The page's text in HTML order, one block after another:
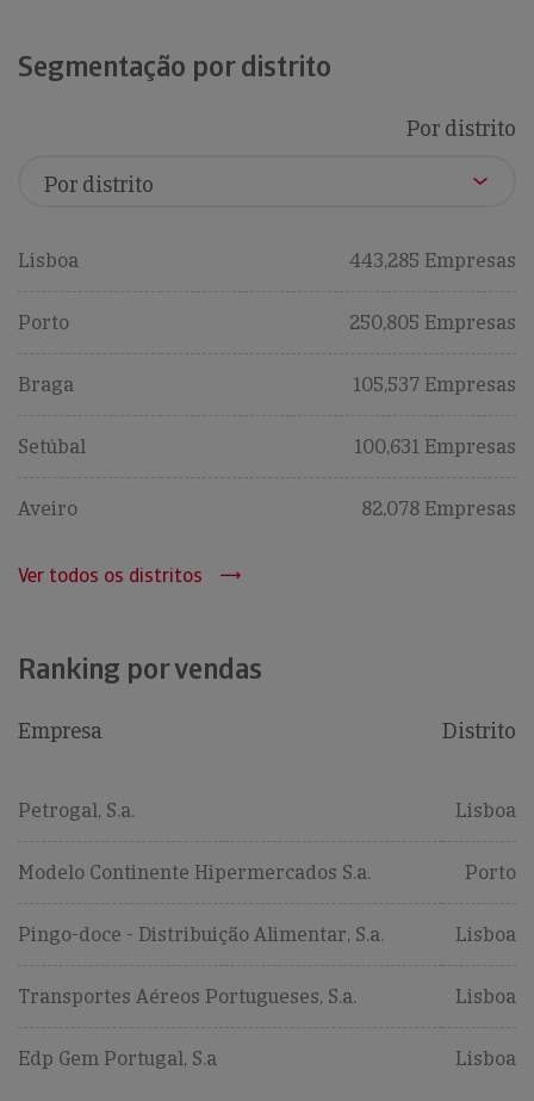
Segmentação por distrito
Por distrito
Lisboa 443,285 Empresas
Porto 250,805 Empresas
Braga 105,537 Empresas
Setúbal 100,631 Empresas
Aveiro 82,078 Empresas
Ver todos os distritos
Ranking por vendas
Empresa Distrito
Petrogal, S.a. Lisboa
Modelo Continente Hipermercados S.a. Porto
Pingo-doce - Distribuição Alimentar, S.a. Lisboa
Transportes Aéreos Portugueses, S.a. Lisboa
Edp Gem Portugal, S.a Lisboa